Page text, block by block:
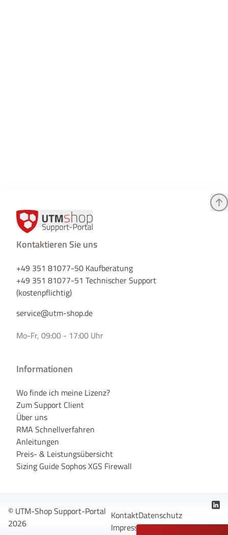
Kontaktieren Sie uns
+49 351 81077-50 Kaufberatung
+49 351 81077-51 Technischer Support
(kostenpflichtig)
service@utm-shop.de
Mo-Fr, 09:00 - 17:00 Uhr
Informationen
Wo finde ich meine Lizenz?
Zum Support Client
Über uns
RMA Schnellverfahren
Anleitungen
Preis- & Leistungsübersicht
Sizing Guide Sophos XGS Firewall
© UTM-Shop Support-Portal
2026
KontaktDatenschutz
ImpressumAGB